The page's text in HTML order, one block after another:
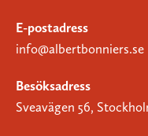
E-postadress
info@albertbonniers.se
Besöksadress
Sveavägen 56,